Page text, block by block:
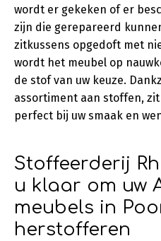
wordt er gekeken of er
zijn die gerepareerd
zitkussens opgedoft met
wordt het meubel op
de stof van uw keuze.
assortiment aan stoffen,
perfect bij uw smaak en
Stoffeerderij
u klaar om uw
meubels in
herstofferen